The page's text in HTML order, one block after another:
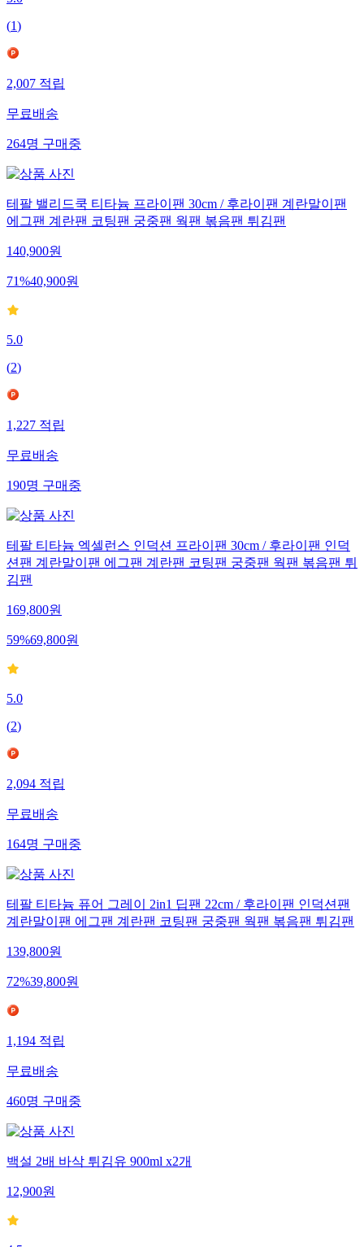
5.0
(1)
2,007적립
무료배송
264명구매중
테팔 밸리드쿡 티타늄 프라이팬 30cm / 후라이팬 계란말이팬
에그팬 계란팬 코팅팬 궁중팬 웍팬 볶음팬 튀김팬
140,900원
71%40,900원
5.0
(2)
1,227적립
무료배송
190명구매중
테팔 티타늄 엑셀런스 인덕션 프라이팬 30cm / 후라이팬 인덕
션팬 계란말이팬 에그팬 계란팬 코팅팬 궁중팬 웍팬 볶음팬 튀
김팬
169,800원
59%69,800원
5.0
(2)
2,094적립
무료배송
164명구매중
테팔 티타늄 퓨어 그레이 2in1 딥팬 22cm / 후라이팬 인덕션팬
계란말이팬 에그팬 계란팬 코팅팬 궁중팬 웍팬 볶음팬 튀김팬
139,800원
72%39,800원
1,194적립
무료배송
460명구매중
백설 2배 바삭 튀김유 900ml x2개
12,900원